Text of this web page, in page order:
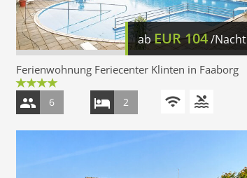
abEUR104/Nacht
Ferienwohnung Feriecenter Klinten in Faaborg
6 2